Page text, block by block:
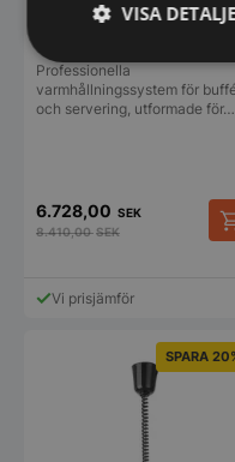
Varmhållningssystem
Thermosystem 4, HENDI,
16L
Professionella
varmhållningssystem för
och servering, utformade för…
6.728,00 SEK
8.410,00SEK
Vi prisjämför
SPARA
VISA
Strikt
nödvändigt
Strikt nödvändigt
Strikt nödvändiga